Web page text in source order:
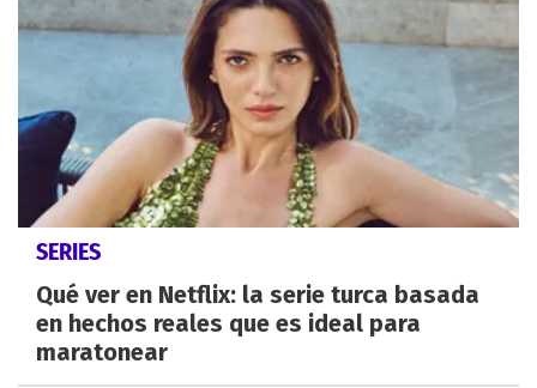
SERIES
Qué ver en Netflix: la serie turca basada
en hechos reales que es ideal para
maratonear